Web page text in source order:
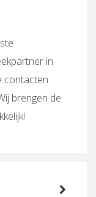
in
contacten
brengen de